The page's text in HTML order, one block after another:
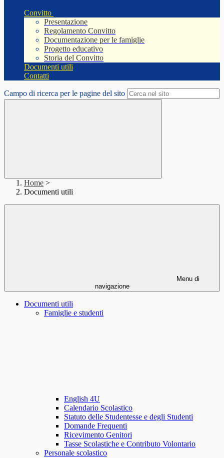
Convitto
Presentazione
Regolamento Convitto
Documentazione per le famiglie
Progetto educativo
Storia del Convitto
Documenti utili
Contatti
Campo di ricerca per le pagine del sito
Home >
Documenti utili
Menu di
navigazione
Documenti utili
Famiglie e studenti
English 4U
Calendario Scolastico
Statuto delle Studentesse e degli Studenti
Domande Frequenti
Ricevimento Genitori
Tasse Scolastiche e Contributo Volontario
Personale scolastico